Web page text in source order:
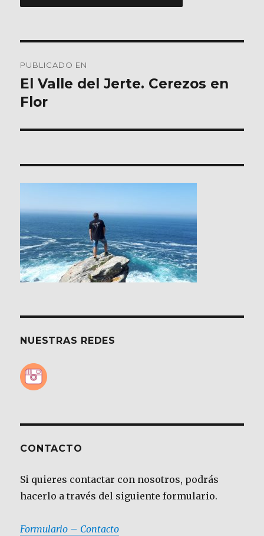
de
entradas
PUBLICADO EN
El Valle del Jerte. Cerezos en
Flor
NUESTRAS REDES
CONTACTO
Si quieres contactar con nosotros, podrás
hacerlo a través del siguiente formulario.
Formulario – Contacto